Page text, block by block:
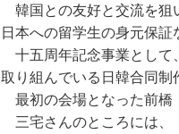
韓国との友好と交流を狙
日本への留学生の身元保証
十五周年記念事業として、
取り組んでいる日韓合同制
最初の会場となった前橋
三宅さんのところには、